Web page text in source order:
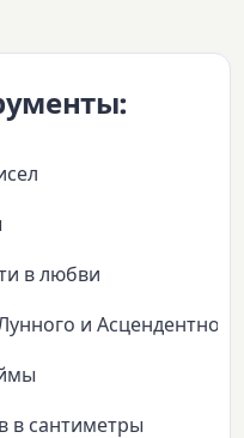
в любви
и Асцендентного
в сантиметры